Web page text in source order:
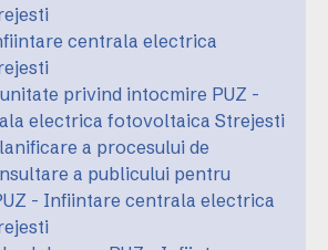
centrala electrica
privind intocmire PUZ -
electrica fotovoltaica Strejesti
a procesului de
a publicului pentru
- Infiintare centrala electrica